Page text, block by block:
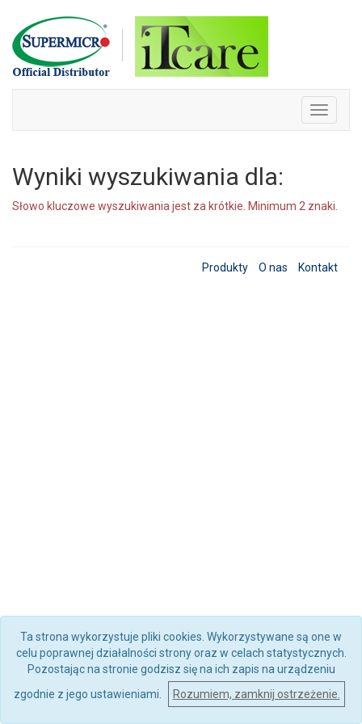
Skip
to
content
Toggle
Wyniki wyszukiwania dla:
Słowo kluczowe wyszukiwania jest za krótkie. Minimum 2 znaki.
Produkty O nas Kontakt
Ta strona wykorzystuje pliki cookies. Wykorzystywane są one w
celu poprawnej działalności strony oraz w celach statystycznych.
Pozostając na stronie godzisz się na ich zapis na urządzeniu
zgodnie z jego ustawieniami.
Rozumiem, zamknij ostrzeżenie.